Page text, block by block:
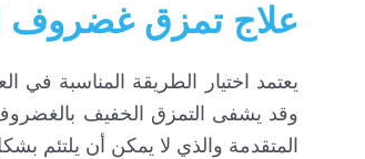
علاج تمزق غضروف
يعتمد اختيار الطريقة المناسبة
وقد يشفى التمزق الخفيف بالغضروف
المتقدمة والذي لا يمكن أن يلتئم